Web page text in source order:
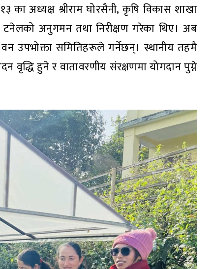
का अध्यक्ष श्रीराम घोरसैनी, कृषि विकास शाखा
टनेलको अनुगमन तथा निरीक्षण गरेका थिए। अब
उपभोक्ता समितिहरूले गर्नेछन्। स्थानीय तहमै
वृद्धि हुने र वातावरणीय संरक्षणमा योगदान पुग्ने